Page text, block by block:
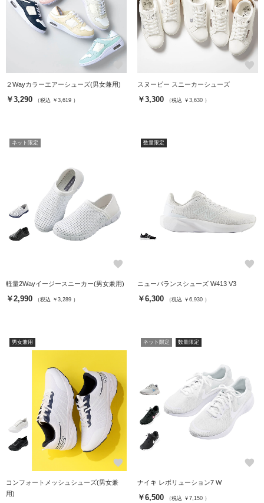
favorite
２Wayカラーエアーシューズ(男女兼用)
￥3,290 （税込 ￥3,619 ）
favorite
スヌーピー スニーカーシューズ
￥3,300 （税込 ￥3,630 ）
ネット限定
favorite
軽量2Wayイージースニーカー(男女兼用)
￥2,990 （税込 ￥3,289 ）
数量限定
favorite
ニューバランスシューズ W413 V3
￥6,300 （税込 ￥6,930 ）
男女兼用
favorite
コンフォートメッシュシューズ(男女兼
用)
ネット限定 数量限定
favorite
ナイキ レボリューション7 W
￥6,500 （税込 ￥7,150 ）